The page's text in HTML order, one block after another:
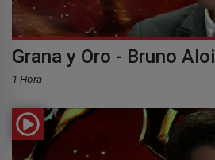
Grana y Oro - Bruno Aloi
1 Hora